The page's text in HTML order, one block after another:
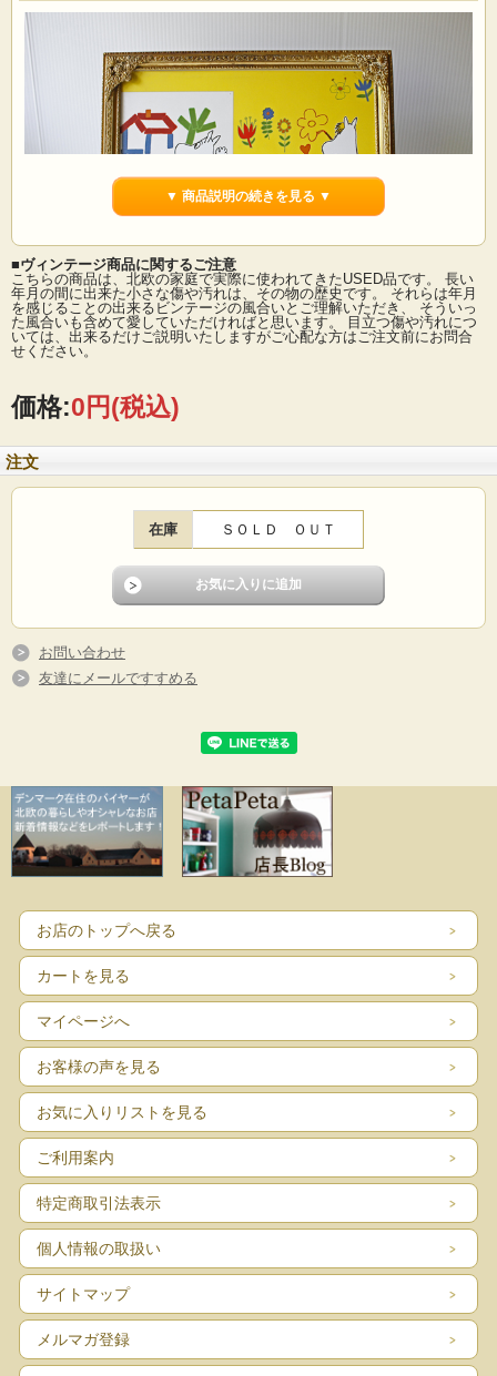
デンマークのアンティークショップで見つけたフォトフレームです。中にはアン
ティークの刺繍やレース、また写真や古い絵本の切抜きを入れても素敵なインテ
リアとしてお使いいただけるでしょう。掲載写真には切り抜きのイラストが入っ
ね。
■サイズ ：26.5×20.5cm
■コンディション：真鍮部分は経年変化、僅かな歪みなどあります。飾っていただ
▼ 商品説明の続きを見る ▼
■ヴィンテージ商品に関するご注意
こちらの商品は、北欧の家庭で実際に使われてきたUSED品です。 長い
年月の間に出来た小さな傷や汚れは、その物の歴史です。 それらは年月
を感じることの出来るビンテージの風合いとご理解いただき、 そういっ
た風合いも含めて愛していただければと思います。 目立つ傷や汚れにつ
いては、出来るだけご説明いたしますがご心配な方はご注文前にお問合
せください。
価格:0円(税込)
注文
在庫 ＳＯＬＤ ＯＵＴ
お問い合わせ
友達にメールですすめる
お店のトップへ戻る
カートを見る
マイページへ
お客様の声を見る
お気に入りリストを見る
ご利用案内
特定商取引法表示
個人情報の取扱い
サイトマップ
メルマガ登録